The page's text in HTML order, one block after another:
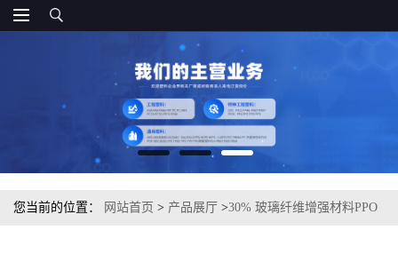
您当前的位置： 网站首页 > 产品展厅 >30% 玻璃纤维增强材料PPO